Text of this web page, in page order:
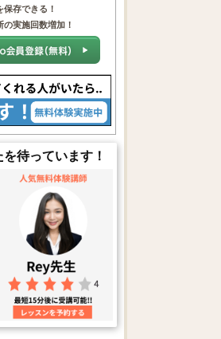
存できる！
の実施回数増加！
待っています！